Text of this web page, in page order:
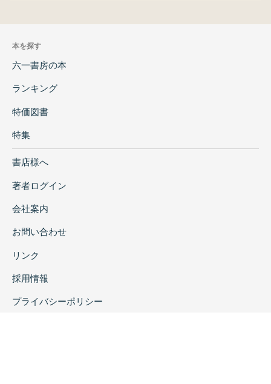
本を探す
六一書房の本
ランキング
特価図書
特集
書店様へ
著者ログイン
会社案内
お問い合わせ
リンク
採用情報
プライバシーポリシー